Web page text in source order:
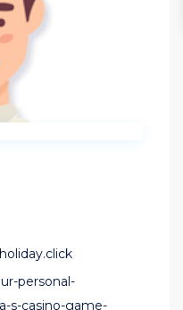
personal-
s-casino-game-